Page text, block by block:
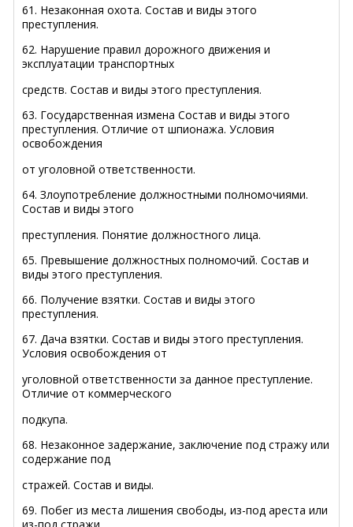
61. Незаконная охота. Состав и виды этого
преступления.
62. Нарушение правил дорожного движения и
эксплуатации транспортных
средств. Состав и виды этого преступления.
63. Государственная измена Состав и виды этого
преступления. Отличие от шпионажа. Условия
освобождения
от уголовной ответственности.
64. Злоупотребление должностными полномочиями.
Состав и виды этого
преступления. Понятие должностного лица.
65. Превышение должностных полномочий. Состав и
виды этого преступления.
66. Получение взятки. Состав и виды этого
преступления.
67. Дача взятки. Состав и виды этого преступления.
Условия освобождения от
уголовной ответственности за данное преступление.
Отличие от коммерческого
подкупа.
68. Незаконное задержание, заключение под стражу или
содержание под
стражей. Состав и виды.
69. Побег из места лишения свободы, из-под ареста или